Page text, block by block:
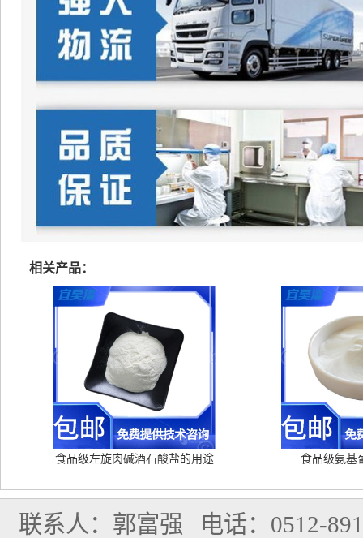
相关产品：
食品级左旋肉碱酒石酸盐的用途 食品级氨基
联系人：郭富强 电话：0512-